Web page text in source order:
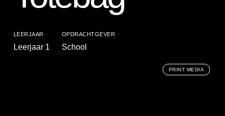
LEERJAAR
Leerjaar 1
OPDRACHTGEVER
School
PRINT MEDIA